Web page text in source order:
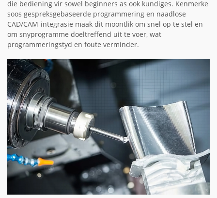
die bediening vir sowel beginners as ook kundiges. Kenmerke
soos gespreksgebaseerde programmering en naadlose
CAD/CAM-integrasie maak dit moontlik om snel op te stel en
om snyprogramme doeltreffend uit te voer, wat
programmeringstyd en foute verminder.